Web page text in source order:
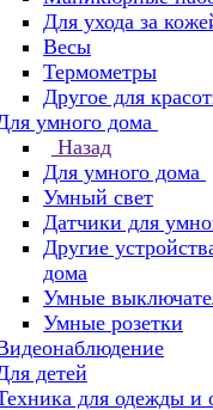
Для ухода за
Весы
Термометры
Другое для
умного дома
Назад
Для умного дома
Умный свет
Датчики для
Другие
дома
Умные
Умные розетки
детей
для одежды и